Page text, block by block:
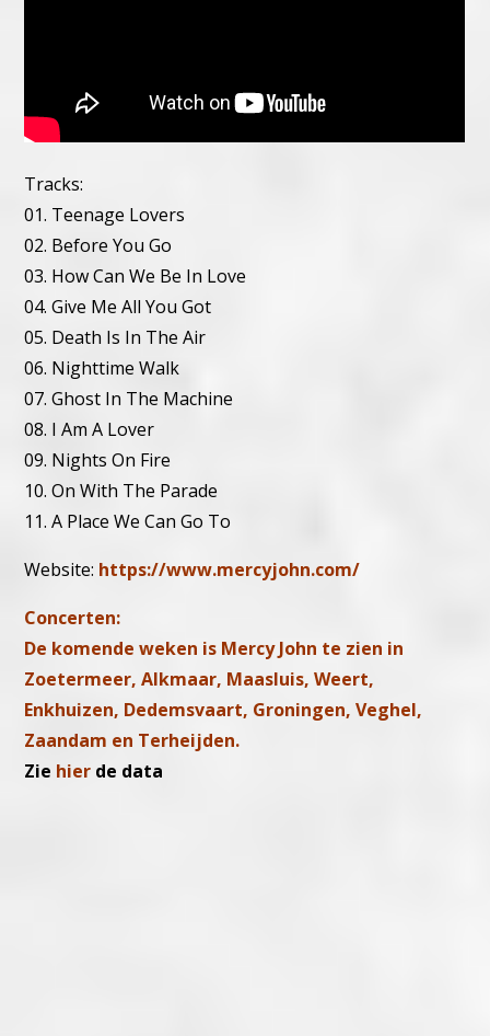
Tracks:
01. Teenage Lovers
02. Before You Go
03. How Can We Be In Love
04. Give Me All You Got
05. Death Is In The Air
06. Nighttime Walk
07. Ghost In The Machine
08. I Am A Lover
09. Nights On Fire
10. On With The Parade
11. A Place We Can Go To
Website: https://www.mercyjohn.com/
Concerten:
De komende weken is Mercy John te zien in
Zoetermeer, Alkmaar, Maasluis, Weert,
Enkhuizen, Dedemsvaart, Groningen, Veghel,
Zaandam en Terheijden.
Zie hier de data